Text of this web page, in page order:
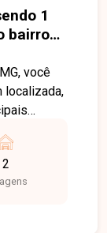
1
bairro
você
localizada,
de vida.
2